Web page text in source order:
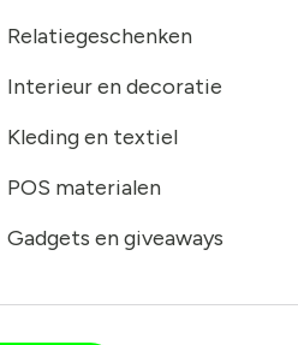
Relatiegeschenken
Interieur en decoratie
Kleding en textiel
POS materialen
Gadgets en giveaways